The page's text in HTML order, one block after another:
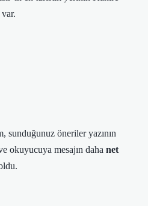
sunduğunuz öneriler yazının
okuyucuya mesajın daha net